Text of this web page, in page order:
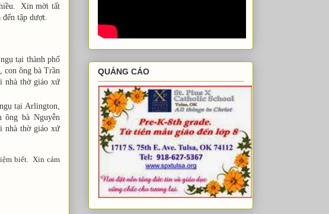
Xin mời tất
đến tập dượt.
tại thành phố
, con ông bà Trần
nhà thờ giáo xứ
tại Arlington,
ông bà Nguyễn
nhà thờ giáo xứ
biết. Xin cám
QUẢNG CÁO